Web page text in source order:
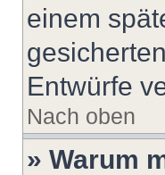
einem
Entwürfe
Nach oben
» Warum